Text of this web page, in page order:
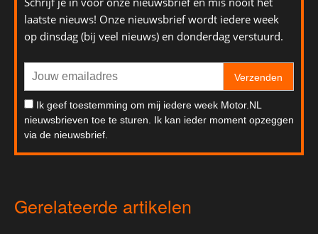
laatste nieuws! Onze nieuwsbrief wordt iedere week
op dinsdag (bij veel nieuws) en donderdag verstuurd.
Verzenden
Ik geef toestemming om mij iedere week Motor.NL
nieuwsbrieven toe te sturen. Ik kan ieder moment opzeggen
via de nieuwsbrief.
Gerelateerde artikelen